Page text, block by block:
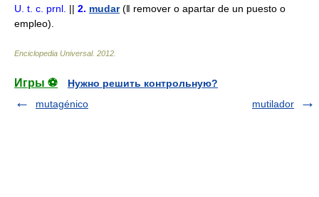
U. t. c. prnl. || 2. mudar(ǁ remover o apartar de un puesto o
empleo).
Enciclopedia Universal. 2012
Игры ⚽
Нужно решить контрольную?
mutagénico
mutilador